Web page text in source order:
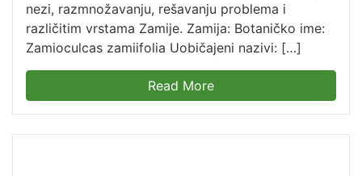
nezi, razmnožavanju, rešavanju problema i
različitim vrstama Zamije. Zamija: Botaničko ime:
Zamioculcas zamiifolia Uobičajeni nazivi: […]
Read More